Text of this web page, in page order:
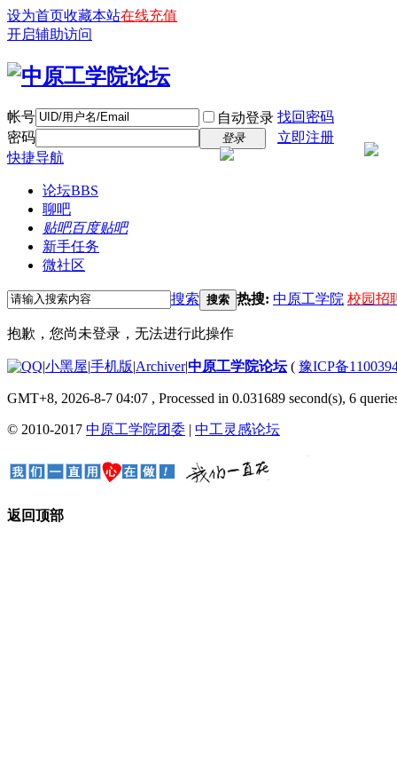
设为首页收藏本站在线充值
开启辅助访问
帐号 自动登录 找回密码
密码
登录
立即注册
快捷导航
论坛BBS
聊吧
贴吧百度贴吧
新手任务
微社区
搜索 搜索 热搜: 中原工学院 校园招
抱歉，您尚未登录，无法进行此操作
|小黑屋|手机版|Archiver|中原工学院论坛( 豫ICP备
GMT+8, 2026-8-7 04:07 , Processed in 0.031689 second(s), 6
© 2010-2017 中原工学院团委 | 中工灵感论坛
返回顶部